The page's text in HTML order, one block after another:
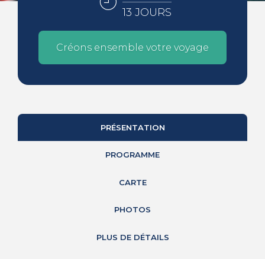
13 JOURS
Créons ensemble votre voyage
PRÉSENTATION
PROGRAMME
CARTE
PHOTOS
PLUS DE DÉTAILS